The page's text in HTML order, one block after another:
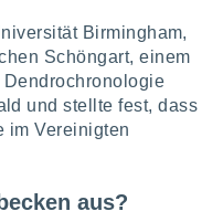
Birmingham,
Schöngart, einem
Dendrochronologie
und stellte fest, dass
im Vereinigten
aus?